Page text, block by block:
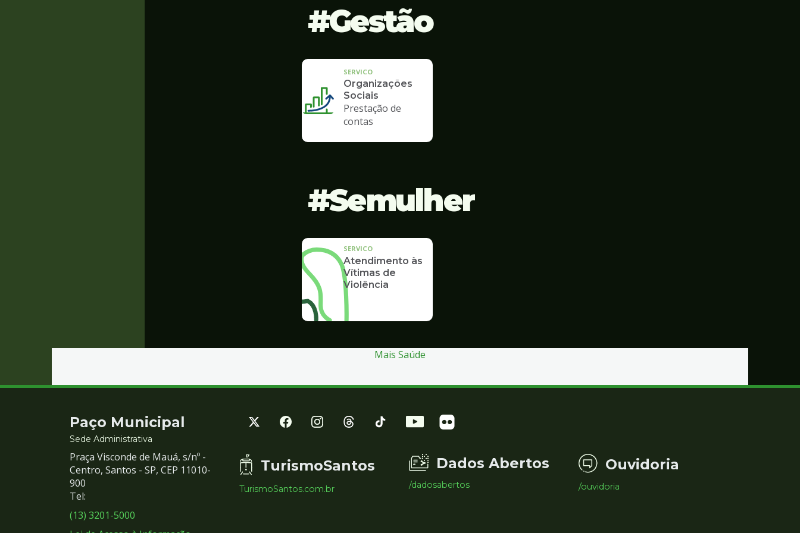
Gestão
SERVICO
Organizações
Sociais
Prestação de
contas
Semulher
SERVICO
Atendimento às
Vítimas de
Violência
Mais Saúde
Contato
e
Redes
Sociais
Paço Municipal
Sede Administrativa
Praça Visconde de Mauá, s/nº -
Centro, Santos - SP, CEP 11010-
900
Tel:
(13) 3201-5000
TurismoSantos
TurismoSantos.com.br
Dados Abertos
/dadosabertos
Ouvidoria
/ouvidoria